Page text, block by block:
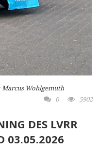
Marcus Wohlgemuth
0
5902
DES LVRR
03.05.2026